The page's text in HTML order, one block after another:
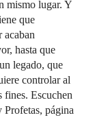
mismo lugar. Y
que
hasta que
legado, que
controlar al
fines. Escuchen
Profetas, página